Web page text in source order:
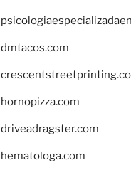
dmtacos.com
hornopizza.com
driveadragster.com
hematologa.com